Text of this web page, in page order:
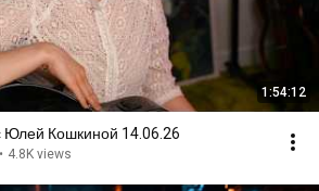
1:54:12
Юлей Кошкиной 14.06.26
• 4.8K views